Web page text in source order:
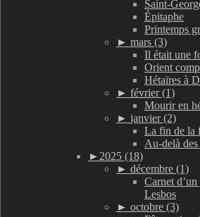
Saint-
Épitaphe
Printemps
► mars (3)
Il était une
Orient
Hétaïres à
► février (1)
Mourir en
► janvier (2)
La fin de la
Au-delà
► 2025 (18)
► décembre (1)
Carnet
Lesbos
► octobre (3)